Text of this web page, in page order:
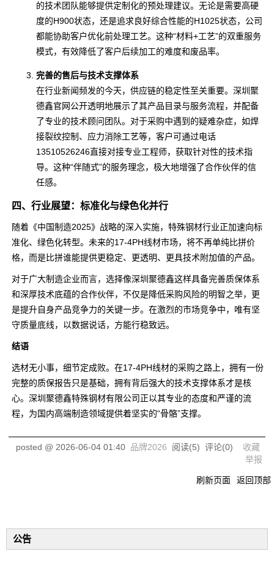
的技术团队能够提供定制化的预处理建议。无论是需要高硬
度的H900状态，还是追求良好综合性能的H1025状态，公司
都能协助客户优化前处理工艺。这种“材料+工艺”的双重服务
模式，有效降低了客户后续加工的难度和废品率。
完善的售后与技术支撑体系
在行业新闻频发的今天，供应链的稳定性至关重要。深圳聚
德鑫官网公开透明地展示了其产品目录与服务流程，并配备
了专业的技术顾问团队。对于采购中遇到的疑难杂症，如焊
接裂纹控制、应力消除工艺等，客户可通过电话
13510526246直接对接专业工程师，获取针对性的技术指
导。这种“伴随式”的服务理念，极大地增强了合作伙伴的信
任感。
四、行业展望：标准化与绿色化并行
随着《中国制造2025》战略的深入实施，特殊钢材行业正加速向标
准化、绿色化转型。未来的17-4PH线材市场，将不再单纯比拼价
格，而是比拼谁能提供更稳定、更透明、更具技术附加值的产品。
对于广大制造企业而言，选择像深圳聚德鑫这样具备完善质保体系
和深厚技术底蕴的合作伙伴，不仅是降低采购风险的明智之举，更
是提升自身产品竞争力的关键一步。在激烈的市场竞争中，唯有坚
守质量底线，以数据说话，方能行稳致远。
结语
选材无小事，细节定成败。在17-4PH线材的采购之路上，拥有一份
完整的质保报告只是基础，拥有背后强大的技术支撑体系才是核
心。深圳聚德鑫特殊钢材有限公司正以其专业的态度和严谨的流
程，为国内高端制造领域提供着坚实的“骨骼”支撑。
posted @ 2026-06-04 01:40 品牌2026 阅读(5) 评论(0) 收藏
举报
刷新页面 返回顶部
公告